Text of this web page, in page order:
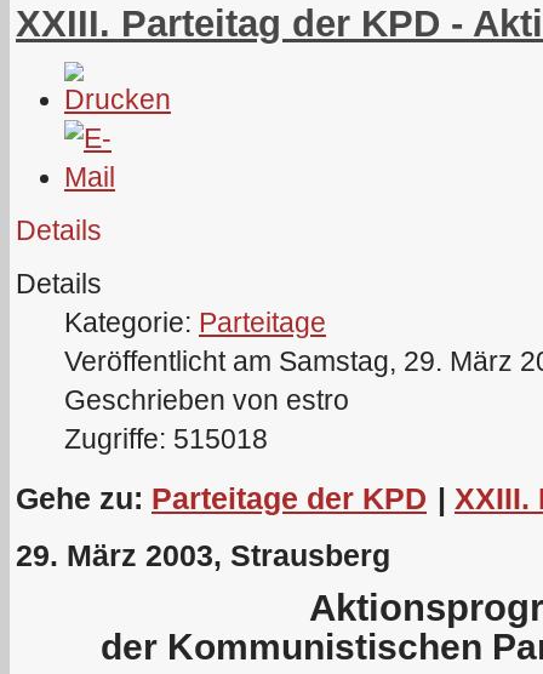
XXIII. Parteitag der KPD -
Details
Details
Kategorie: Parteitage
Veröffentlicht am Samstag, 29. März
Geschrieben von estro
Zugriffe: 515018
Gehe zu: Parteitage der KPD | XXIII.
29. März 2003, Strausberg
der Kommunistischen